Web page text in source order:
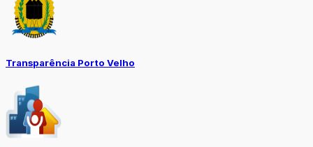
Transparência Porto Velho